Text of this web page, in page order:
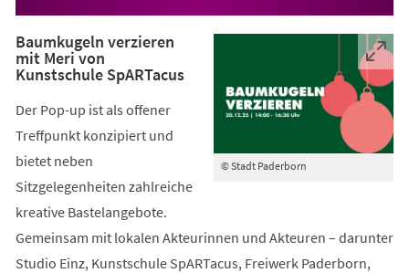
© Stadt Paderborn
Baumkugeln verzieren
mit Meri von
Kunstschule SpARTacus
Der Pop-up ist als offener
Treffpunkt konzipiert und
bietet neben
Sitzgelegenheiten zahlreiche
kreative Bastelangebote.
Gemeinsam mit lokalen Akteurinnen und Akteuren – darunter
Studio Einz, Kunstschule SpARTacus, Freiwerk Paderborn,